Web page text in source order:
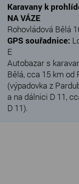
Karavany k
NA VÁZE
Rohovládová Bělá
GPS souřadnice:
E
Autobazar s
Bělá, cca 15 km od
(výpadovka z
a na dálnici D 11,
D 11).